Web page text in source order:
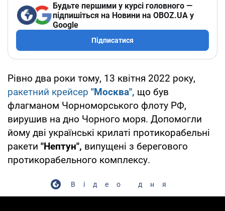
Будьте першими у курсі головного —
підпишіться на Новини на OBOZ.UA у
Google
Підписатися
Рівно два роки тому, 13 квітня 2022 року,
ракетний крейсер "Москва", що був
флагманом Чорноморського флоту РФ,
вирушив на дно Чорного моря. Допомогли
йому дві українські крилаті протикорабельні
ракети "Нептун", випущені з берегового
протикорабельного комплексу.
Відео дня